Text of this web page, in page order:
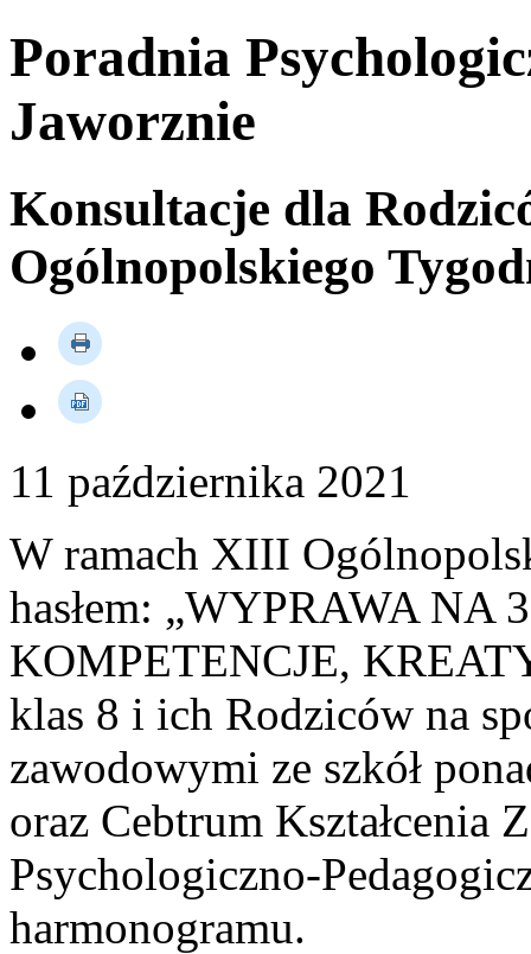
Poradnia
Jaworznie
Konsultacje dla
Ogólnopolskiego
11 października 2021
W ramach XIII
hasłem: „WYPRAWA NA
KOMPETENCJE,
klas 8 i ich Rodziców na
zawodowymi ze szkół
oraz Cebtrum Kształcenia
Psychologiczno-
harmonogramu.